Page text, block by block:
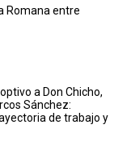
Romana entre
a Don Chicho,
Sánchez:
de trabajo y